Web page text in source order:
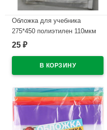
Обложка для учебника
275*450 полиэтилен 110мкм
универсальная М с липким
25 ₽